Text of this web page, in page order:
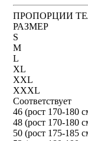
ПРОПОРЦИИ
РАЗМЕР
S
M
L
XL
XXL
XXXL
Соответствует
46 (рост 170-180
48 (рост 170-180
50 (рост 175-185